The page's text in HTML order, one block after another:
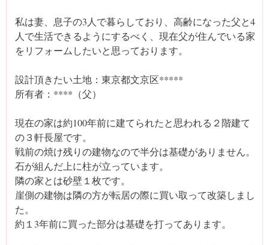
私は妻、息子の3人で暮らしており、高齢になった父と4
人で生活できるようにするべく、現在父が住んでいる家
をリフォームしたいと思っております。
設計頂きたい土地：東京都文京区*****
所有者：****（父）
現在の家は約100年前に建てられたと思われる２階建て
の３軒長屋です。
戦前の焼け残りの建物なので半分は基礎がありません。
石が組んだ上に柱が立っています。
隣の家とは砂壁１枚です。
崖側の建物は隣の方が転居の際に買い取って改築しまし
た。
約１3年前に買った部分は基礎を打ってあります。